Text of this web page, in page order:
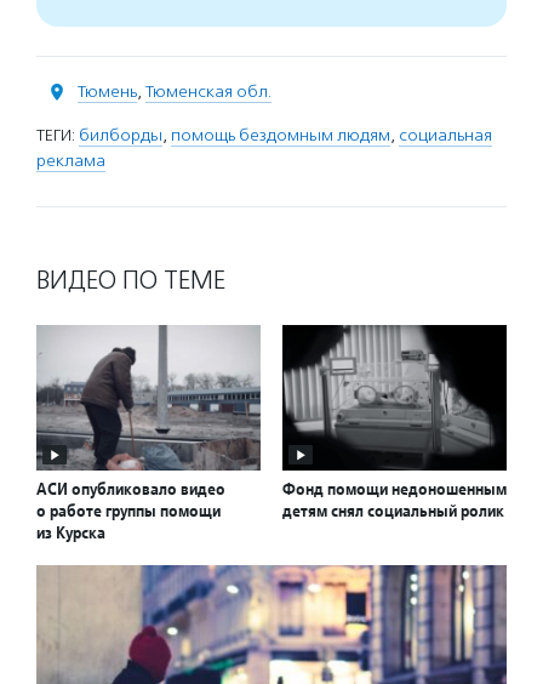
Тюмень, Тюменская обл.
ТЕГИ: билборды, помощь бездомным людям, социальная
реклама
ВИДЕО ПО ТЕМЕ
АСИ опубликовало видео
о работе группы помощи
из Курска
Фонд помощи недоношенным
детям снял социальный ролик